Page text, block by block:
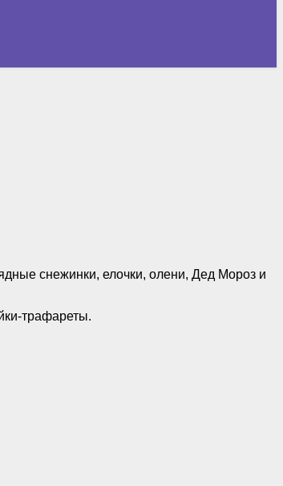
снежинки, елочки, олени, Дед Мороз и
трафареты.